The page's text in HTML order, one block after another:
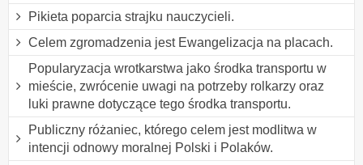
Pikieta poparcia strajku nauczycieli.
Celem zgromadzenia jest Ewangelizacja na placach.
Popularyzacja wrotkarstwa jako środka transportu w
mieście, zwrócenie uwagi na potrzeby rolkarzy oraz
luki prawne dotyczące tego środka transportu.
Publiczny różaniec, którego celem jest modlitwa w
intencji odnowy moralnej Polski i Polaków.